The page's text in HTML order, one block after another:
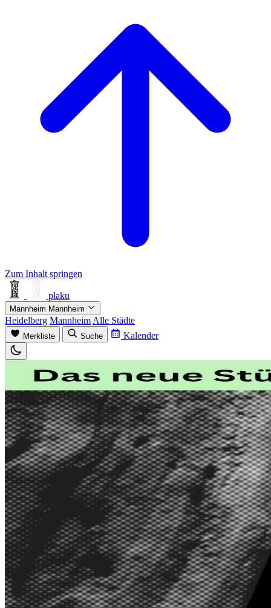
Zum Inhalt springen
plaku
Mannheim Mannheim
Heidelberg Mannheim Alle Städte
Merkliste Suche Kalender